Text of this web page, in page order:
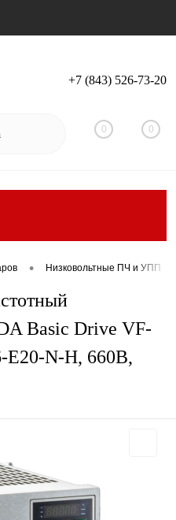
Вход Регистрация
+7 (843) 526-73-20
0 0
• Низковольтные ПЧ и УПП
Basic Drive VF-
E20-N-H, 660В,